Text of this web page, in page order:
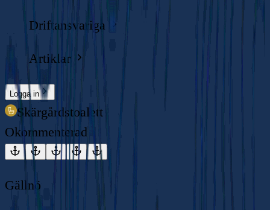
Driftansvariga
Artiklar
Logga in
Skärgårdstoalett
Okommenterad
Gällnö